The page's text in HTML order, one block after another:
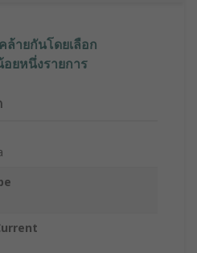
ายกันโดยเลือก
ยหนึ่งรายการ